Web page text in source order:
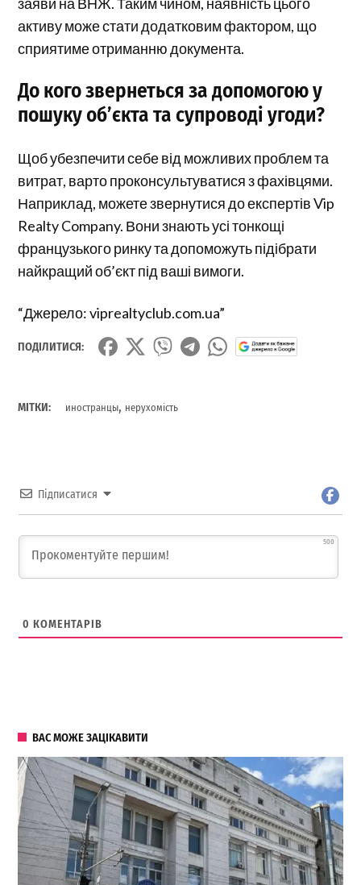
активу може стати додатковим фактором, що
сприятиме отриманню документа.
До кого звернеться за допомогою у
пошуку об’єкта та супроводі угоди?
Щоб убезпечити себе від можливих проблем та
витрат, варто проконсультуватися з фахівцями.
Наприклад, можете звернутися до експертів Vip
Realty Company. Вони знають усі тонкощі
французького ринку та допоможуть підібрати
найкращий об’єкт під ваші вимоги.
“Джерело: viprealtyclub.com.ua”
ПОДІЛИТИСЯ:
МІТКИ: иностранцы, нерухомість
Підписатися
500
0 КОМЕНТАРІВ
ВАС МОЖЕ ЗАЦІКАВИТИ